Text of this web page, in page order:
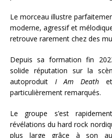
Le morceau illustre
moderne, agressif et
retrouve rarement chez des
Depuis sa formation fin
solide réputation sur la
autoproduit I Am Death
particulièrement remarqués.
Le groupe s’est
révélations du hard rock
plus large grâce à son